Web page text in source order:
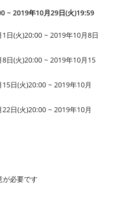
~ 2019年10月29日(火)19:59
日(火)20:00 ~ 2019年10月8日
8日(火)20:00 ~ 2019年10月15
日(火)20:00 ~ 2019年10月
日(火)20:00 ~ 2019年10月
必要です